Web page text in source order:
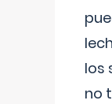
los
no